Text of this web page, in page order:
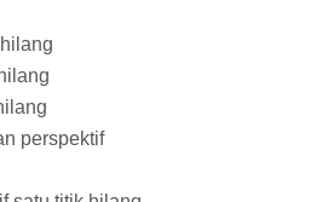
perspektif